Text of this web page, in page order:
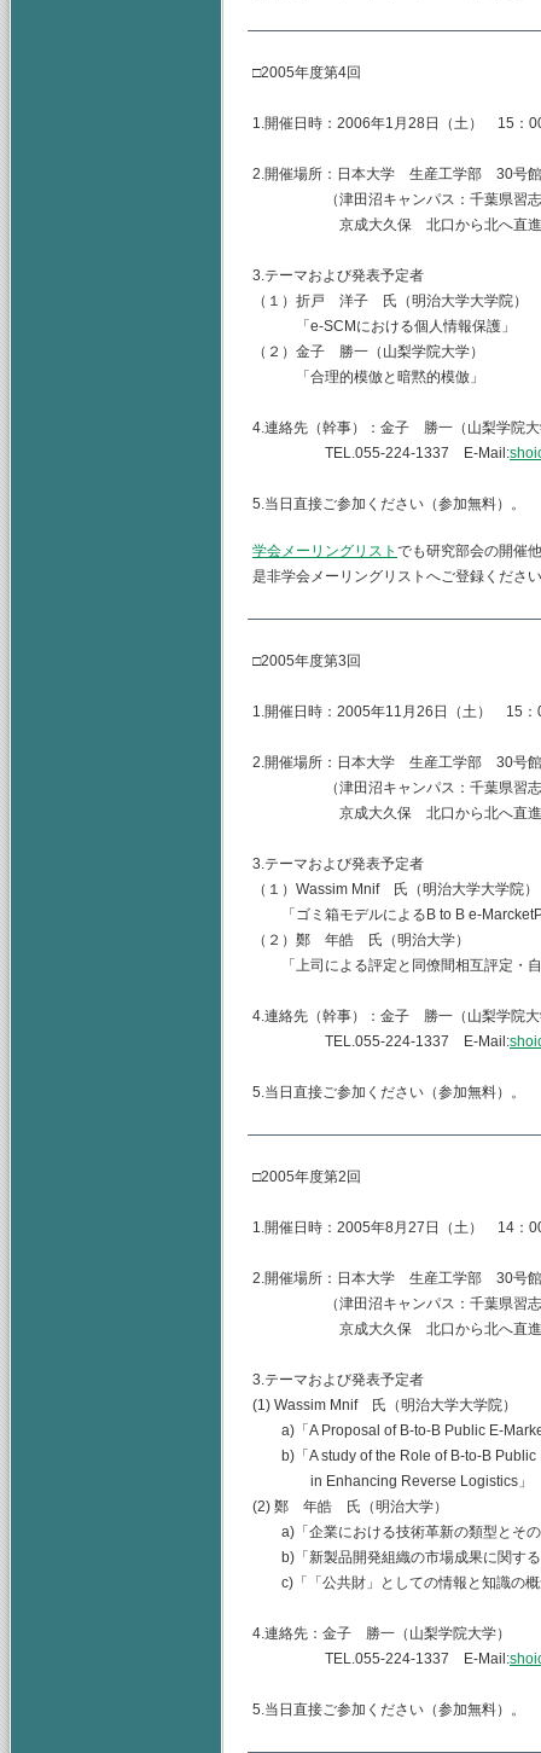
□2005年度第4回
1.開催日時：2006年1月28日（土） 15：
2.開催場所：日本大学 生産工学部 30号
（津田沼キャンパス：千葉県習志
京成大久保 北口から北へ直進
3.テーマおよび発表予定者
（１）折戸 洋子 氏（明治大学大学院）
「e-SCMにおける個人情報保護」
（２）金子 勝一（山梨学院大学）
「合理的模倣と暗黙的模倣」
4.連絡先（幹事）：金子 勝一（山梨学院
TEL.055-224-1337 E-Mail:
5.当日直接ご参加ください（参加無料）。
学会メーリングリスト でも研究部会の開催
是非学会メーリングリストへご登録くださ
□2005年度第3回
1.開催日時：2005年11月26日（土） 15：
2.開催場所：日本大学 生産工学部 30号
（津田沼キャンパス：千葉県習志
京成大久保 北口から北へ直進
3.テーマおよび発表予定者
（１）Wassim Mnif 氏（明治大学大学院）
「ゴミ箱モデルによるB to B e-
（２）鄭 年皓 氏（明治大学）
「上司による評定と同僚間相互評定・自
4.連絡先（幹事）：金子 勝一（山梨学院
TEL.055-224-1337 E-Mail:
5.当日直接ご参加ください（参加無料）。
□2005年度第2回
1.開催日時：2005年8月27日（土） 14：
2.開催場所：日本大学 生産工学部 30号
（津田沼キャンパス：千葉県習志
京成大久保 北口から北へ直進
3.テーマおよび発表予定者
(1) Wassim Mnif 氏（明治大学大学院）
a)「A Proposal of B-to-B Public E-
b)「A study of the Role of B-to-B Public
in Enhancing Reverse Logistics」
(2) 鄭 年皓 氏（明治大学）
a)「企業における技術革新の類型とその
b)「新製品開発組織の市場成果に関する
c)「「公共財」としての情報と知識の概
4.連絡先：金子 勝一（山梨学院大学）
TEL.055-224-1337 E-Mail:
5.当日直接ご参加ください（参加無料）。